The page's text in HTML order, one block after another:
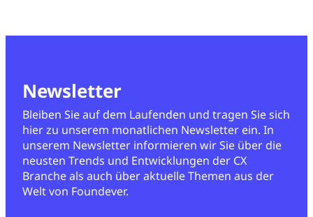
Newsletter
Bleiben Sie auf dem Laufenden und tragen Sie sich
hier zu unserem monatlichen Newsletter ein. In
unserem Newsletter informieren wir Sie über die
neusten Trends und Entwicklungen der CX
Branche als auch über aktuelle Themen aus der
Welt von Foundever.